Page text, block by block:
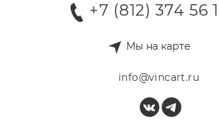
+7 (812) 374 56
Мы на карте
info@vincart.ru